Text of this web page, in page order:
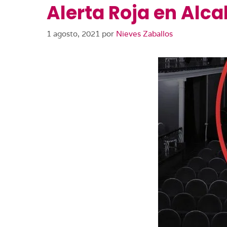
Alerta Roja en
1 agosto, 2021 por Nieves Zaballos